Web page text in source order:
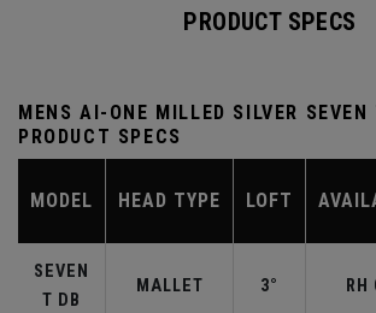
PRODUCT SPECS
MENS AI-ONE MILLED SILVER
PRODUCT SPECS
MODEL HEAD TYPE LOFT
SEVEN
T DB
MALLET 3° RH